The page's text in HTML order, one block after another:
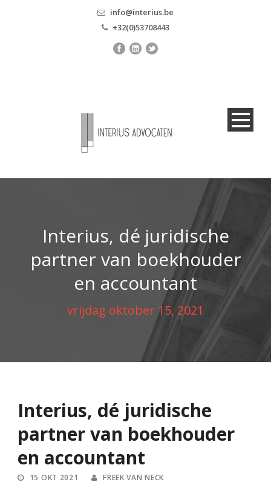
info@interius.be
+32(0)53708443
Interius, dé juridische
partner van boekhouder
en accountant
vrijdag oktober 15, 2021
Interius, dé juridische
partner van boekhouder
en accountant
15 OKT 2021
FREEK VAN NECK